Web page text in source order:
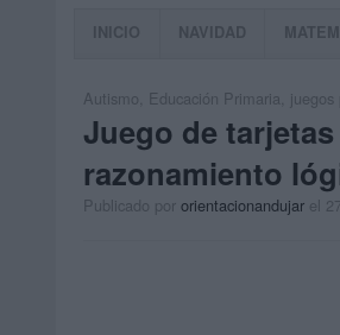
INICIO NAVIDAD
Autismo Educación Primaria juegos
Juego de
razonamiento
Publicado por orientacionandujar el